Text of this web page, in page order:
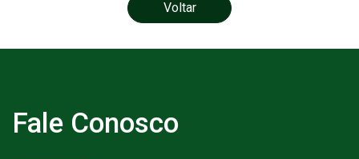
Voltar
Fale Conosco